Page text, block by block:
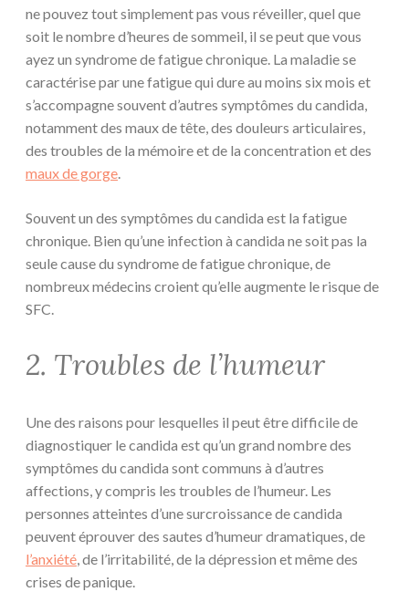
ne pouvez tout simplement pas vous réveiller, quel que
soit le nombre d’heures de sommeil, il se peut que vous
ayez un syndrome de fatigue chronique. La maladie se
caractérise par une fatigue qui dure au moins six mois et
s’accompagne souvent d’autres symptômes du candida,
notamment des maux de tête, des douleurs articulaires,
des troubles de la mémoire et de la concentration et des
maux de gorge.
Souvent un des symptômes du candida est la fatigue
chronique. Bien qu’une infection à candida ne soit pas la
seule cause du syndrome de fatigue chronique, de
nombreux médecins croient qu’elle augmente le risque de
SFC.
2. Troubles de l’humeur
Une des raisons pour lesquelles il peut être difficile de
diagnostiquer le candida est qu’un grand nombre des
symptômes du candida sont communs à d’autres
affections, y compris les troubles de l’humeur. Les
personnes atteintes d’une surcroissance de candida
peuvent éprouver des sautes d’humeur dramatiques, de
l’anxiété, de l’irritabilité, de la dépression et même des
crises de panique.